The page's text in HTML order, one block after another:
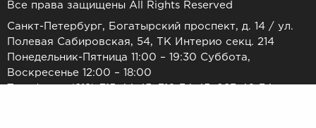
Все права защищены All Rights Reserved
Санкт-Петербург, Богатырский проспект, д. 14 / ул.
Полевая Сабировская, 54, ТК Интерио секц. 214
Понедельник-Пятница 11:00 – 19:30 Суббота,
Воскресенье 12:00 – 18:00